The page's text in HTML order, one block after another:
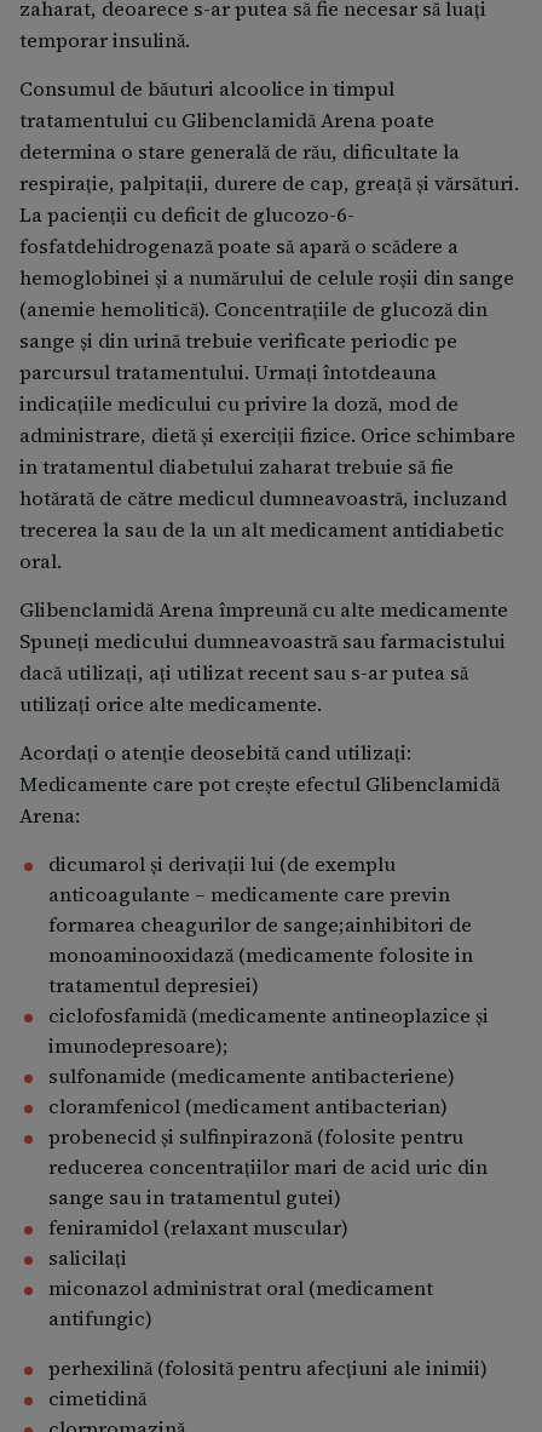
doză dublă pentru a compensa doza uitată.
Dacă încetați să utilizați Glibenclamidă Arena Dacă
incetaţi să utilizaţi Glibenclamidă Arena, concentraţia
glucozei in sange poate deveni prea mare, cu
inrăutăţirea simptomelor de diabet zaharat, cum sunt
foame pronunţată, sete excesivă, eliminarea unor
cantităţi mari de urină, oboseală, uscăciune a gurii.
Adresaţi-vă intotdeauna medicului dumneavoastră,
inainte de a intrerupe administrarea Glibenclamidă
Arena.
Dacă aveți orice întrebări suplimentare cu privire la
acest medicament, adresați-vă medicului
dumneavoastră sau farmacistului sau asistentei
medicale.
zaharat, deoarece s-ar putea să fie necesar să luaţi
temporar insulină.
Consumul de băuturi alcoolice in timpul
tratamentului cu Glibenclamidă Arena poate
determina o stare generală de rău, dificultate la
respiraţie, palpitaţii, durere de cap, greaţă şi vărsături.
La pacienţii cu deficit de glucozo-6-
fosfatdehidrogenază poate să apară o scădere a
hemoglobinei şi a numărului de celule roşii din sange
(anemie hemolitică). Concentraţiile de glucoză din
sange şi din urină trebuie verificate periodic pe
parcursul tratamentului. Urmaţi întotdeauna
indicaţiile medicului cu privire la doză, mod de
administrare, dietă şi exerciţii fizice. Orice schimbare
in tratamentul diabetului zaharat trebuie să fie
hotărată de către medicul dumneavoastră, incluzand
trecerea la sau de la un alt medicament antidiabetic
oral.
Glibenclamidă Arena împreună cu alte medicamente
Spuneți medicului dumneavoastră sau farmacistului
dacă utilizați, ați utilizat recent sau s-ar putea să
utilizați orice alte medicamente.
Acordaţi o atenţie deosebită cand utilizaţi:
Medicamente care pot creşte efectul Glibenclamidă
Arena:
dicumarol şi derivaţii lui (de exemplu
anticoagulante – medicamente care previn
formarea cheagurilor de sange;ainhibitori de
monoaminooxidază (medicamente folosite in
tratamentul depresiei)
ciclofosfamidă (medicamente antineoplazice şi
imunodepresoare);
sulfonamide (medicamente antibacteriene)
cloramfenicol (medicament antibacterian)
probenecid şi sulfinpirazonă (folosite pentru
reducerea concentraţiilor mari de acid uric din
sange sau in tratamentul gutei)
feniramidol (relaxant muscular)
salicilaţi
miconazol administrat oral (medicament
antifungic)
perhexilină (folosită pentru afecţiuni ale inimii)
cimetidină